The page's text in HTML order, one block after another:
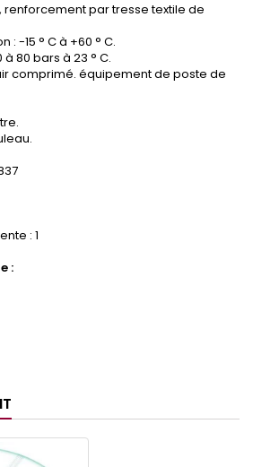
renforcement par tresse textile de
-15 ° C à +60 ° C.
80 bars à 23 ° C.
comprimé. équipement de poste de
: 1
: